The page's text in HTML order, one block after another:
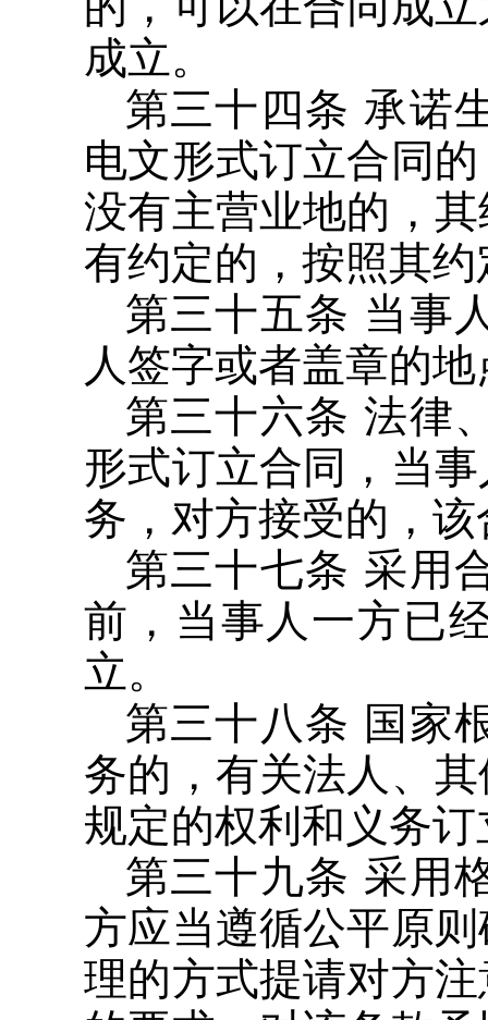
成立。
第三十四条 承诺
电文形式订立合同
没有主营业地的，
有约定的，按照其约
第三十五条 当事
人签字或者盖章的
第三十六条 法律
形式订立合同，当
务，对方接受的，
第三十七条 采用
前，当事人一方已
立。
第三十八条 国家
务的，有关法人、
规定的权利和义务
第三十九条 采用
方应当遵循公平原
理的方式提请对方